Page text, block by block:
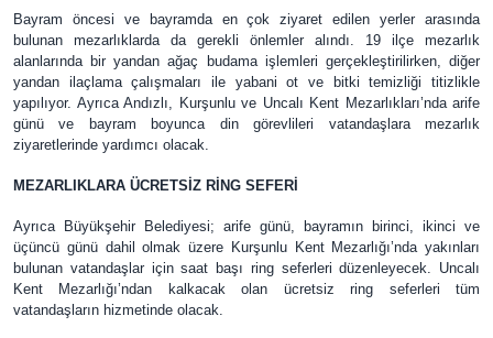
Bayram öncesi ve bayramda en çok ziyaret edilen yerler arasında
bulunan mezarlıklarda da gerekli önlemler alındı. 19 ilçe mezarlık
alanlarında bir yandan ağaç budama işlemleri gerçekleştirilirken, diğer
yandan ilaçlama çalışmaları ile yabani ot ve bitki temizliği titizlikle
yapılıyor. Ayrıca Andızlı, Kurşunlu ve Uncalı Kent Mezarlıkları’nda arife
günü ve bayram boyunca din görevlileri vatandaşlara mezarlık
ziyaretlerinde yardımcı olacak.
MEZARLIKLARA ÜCRETSİZ RİNG SEFERİ
Ayrıca Büyükşehir Belediyesi; arife günü, bayramın birinci, ikinci ve
üçüncü günü dahil olmak üzere Kurşunlu Kent Mezarlığı’nda yakınları
bulunan vatandaşlar için saat başı ring seferleri düzenleyecek. Uncalı
Kent Mezarlığı’ndan kalkacak olan ücretsiz ring seferleri tüm
vatandaşların hizmetinde olacak.